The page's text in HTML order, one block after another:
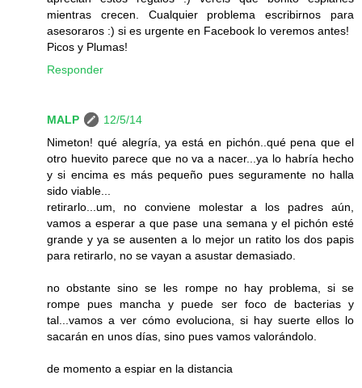
mientras crecen. Cualquier problema escribirnos para
asesoraros :) si es urgente en Facebook lo veremos antes!
Picos y Plumas!
Responder
MALP
12/5/14
Nimeton! qué alegría, ya está en pichón..qué pena que el
otro huevito parece que no va a nacer...ya lo habría hecho
y si encima es más pequeño pues seguramente no halla
sido viable...
retirarlo...um, no conviene molestar a los padres aún,
vamos a esperar a que pase una semana y el pichón esté
grande y ya se ausenten a lo mejor un ratito los dos papis
para retirarlo, no se vayan a asustar demasiado.
no obstante sino se les rompe no hay problema, si se
rompe pues mancha y puede ser foco de bacterias y
tal...vamos a ver cómo evoluciona, si hay suerte ellos lo
sacarán en unos días, sino pues vamos valorándolo.
de momento a espiar en la distancia